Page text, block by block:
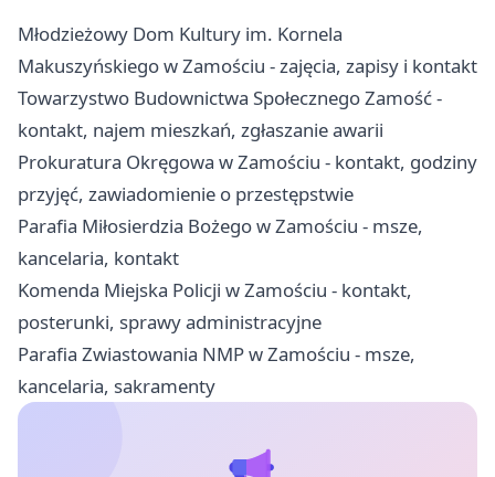
Młodzieżowy Dom Kultury im. Kornela
Makuszyńskiego w Zamościu - zajęcia, zapisy i kontakt
Towarzystwo Budownictwa Społecznego Zamość -
kontakt, najem mieszkań, zgłaszanie awarii
Prokuratura Okręgowa w Zamościu - kontakt, godziny
przyjęć, zawiadomienie o przestępstwie
Parafia Miłosierdzia Bożego w Zamościu - msze,
kancelaria, kontakt
Komenda Miejska Policji w Zamościu - kontakt,
posterunki, sprawy administracyjne
Parafia Zwiastowania NMP w Zamościu - msze,
kancelaria, sakramenty